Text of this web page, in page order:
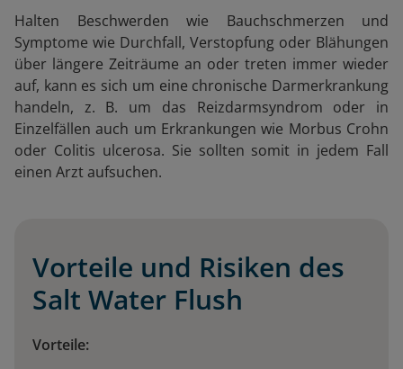
Halten Beschwerden wie Bauchschmerzen und
Symptome wie Durchfall, Verstopfung oder Blähungen
über längere Zeiträume an oder treten immer wieder
auf, kann es sich um eine chronische Darmerkrankung
handeln, z. B. um das Reizdarmsyndrom oder in
Einzelfällen auch um Erkrankungen wie Morbus Crohn
oder Colitis ulcerosa. Sie sollten somit in jedem Fall
einen Arzt aufsuchen.
Vorteile und Risiken des
Salt Water Flush
Vorteile: